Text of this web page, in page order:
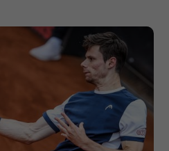
Unter anderem eine
ID, für die
Speicherung Ihrer
Einstellungen, falls der
Betreiber dies eingestellt